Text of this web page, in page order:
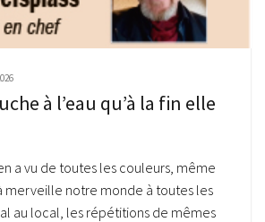
à l’eau qu’à la fin elle
a vu de toutes les couleurs, même
merveille notre monde à toutes les
au local, les répétitions de mêmes